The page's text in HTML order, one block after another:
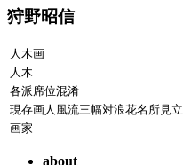
狩野昭信
人木画
人木
各派席位混淆
現存画人風流三幅対浪花名所見立
画家
about